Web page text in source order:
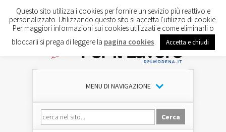
MENU DI NAVIGAZIONE
Questo sito utilizza i cookies per fornire un sevizio più reattivo e
personalizzato. Utilizzando questo sito si accetta l'utilizzo di cookie.
Per maggiori informazioni sui cookies utilizzati e come eliminarli o
bloccarli si prega di leggere la pagina cookies Accetta e chiudi